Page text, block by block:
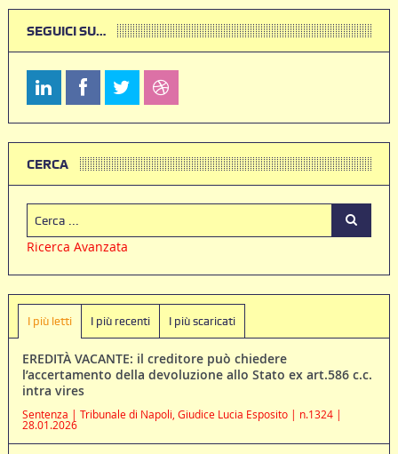
SEGUICI SU…
CERCA
Ricerca Avanzata
I più letti I più recenti I più scaricati
EREDITÀ VACANTE: il creditore può chiedere
l’accertamento della devoluzione allo Stato ex art.586 c.c.
intra vires
Sentenza | Tribunale di Napoli, Giudice Lucia Esposito | n.1324 |
28.01.2026